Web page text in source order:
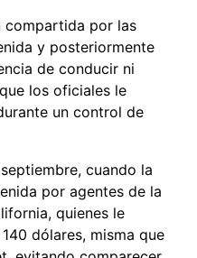
compartida por las
y posteriormente
de conducir ni
los oficiales le
un control de
cuando la
por agentes de la
quienes le
dólares, misma que